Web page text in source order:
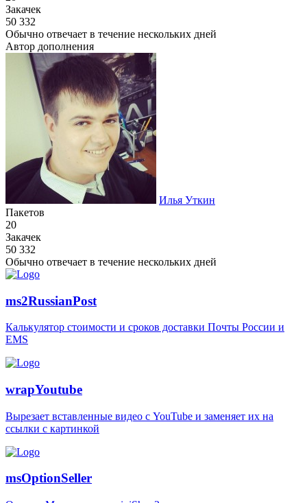
Закачек
50 332
Обычно отвечает в течение нескольких дней
Автор дополнения
Илья Уткин
Пакетов
20
Закачек
50 332
Обычно отвечает в течение нескольких дней
ms2RussianPost
Калькулятор стоимости и сроков доставки Почты России и
EMS
wrapYoutube
Вырезает вставленные видео с YouTube и заменяет их на
ссылки с картинкой
msOptionSeller